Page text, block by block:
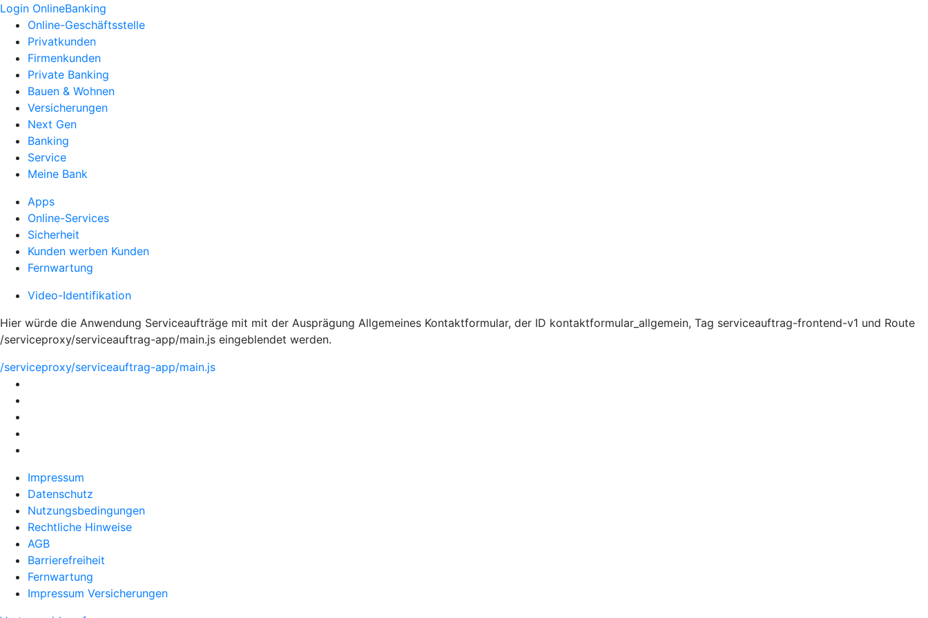
Login OnlineBanking
Online-Geschäftsstelle
Privatkunden
Firmenkunden
Private Banking
Bauen & Wohnen
Versicherungen
Next Gen
Banking
Service
Meine Bank
Apps
Online-Services
Sicherheit
Kunden werben Kunden
Fernwartung
Video-Identifikation
Hier würde die Anwendung Serviceaufträge mit mit der Ausprägung Allgemeines Kontaktformular, der ID kontaktformular_allgemein, Tag serviceauftrag-frontend-v1 und Route
/serviceproxy/serviceauftrag-app/main.js eingeblendet werden.
/serviceproxy/serviceauftrag-app/main.js
Impressum
Datenschutz
Nutzungsbedingungen
Rechtliche Hinweise
AGB
Barrierefreiheit
Fernwartung
Impressum Versicherungen